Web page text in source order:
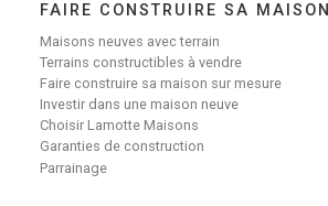
FAIRE CONSTRUIRE SA MAISON
Maisons neuves avec terrain
Terrains constructibles à vendre
Faire construire sa maison sur mesure
Investir dans une maison neuve
Choisir Lamotte Maisons
Garanties de construction
Parrainage